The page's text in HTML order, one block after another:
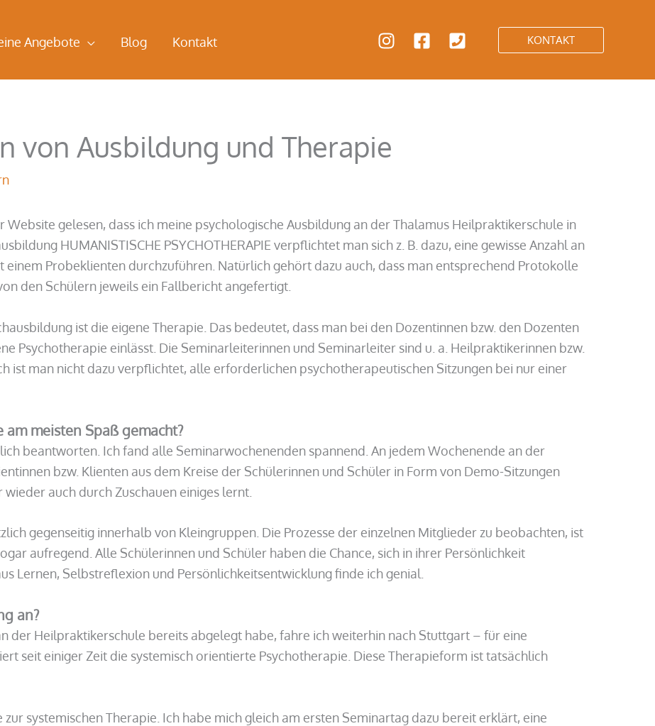
Angebote Blog Kontakt KONTAKT
von Ausbildung und Therapie
gelesen, dass ich meine psychologische Ausbildung an der Thalamus Heilpraktikerschule in
HUMANISTISCHE PSYCHOTHERAPIE verpflichtet man sich z. B. dazu, eine gewisse Anzahl an
einem Probeklienten durchzuführen. Natürlich gehört dazu auch, dass man entsprechend Protokolle
den Schülern jeweils ein Fallbericht angefertigt.
ist die eigene Therapie. Das bedeutet, dass man bei den Dozentinnen bzw. den Dozenten
Psychotherapie einlässt. Die Seminarleiterinnen und Seminarleiter sind u. a. Heilpraktikerinnen bzw.
ist man nicht dazu verpflichtet, alle erforderlichen psychotherapeutischen Sitzungen bei nur einer
meisten Spaß gemacht?
beantworten. Ich fand alle Seminarwochenenden spannend. An jedem Wochenende an der
bzw. Klienten aus dem Kreise der Schülerinnen und Schüler in Form von Demo-Sitzungen
auch durch Zuschauen einiges lernt.
gegenseitig innerhalb von Kleingruppen. Die Prozesse der einzelnen Mitglieder zu beobachten, ist
aufregend. Alle Schülerinnen und Schüler haben die Chance, sich in ihrer Persönlichkeit
Lernen, Selbstreflexion und Persönlichkeitsentwicklung finde ich genial.
an?
der Heilpraktikerschule bereits abgelegt habe, fahre ich weiterhin nach Stuttgart – für eine
seit einiger Zeit die systemisch orientierte Psychotherapie. Diese Therapieform ist tatsächlich
systemischen Therapie. Ich habe mich gleich am ersten Seminartag dazu bereit erklärt, eine